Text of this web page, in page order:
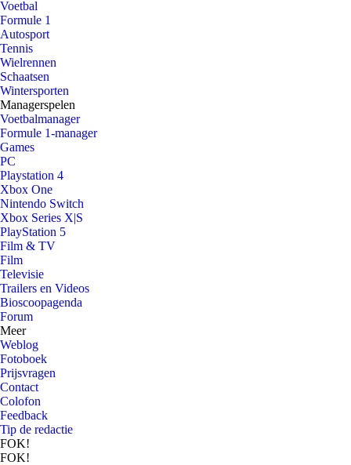
Voetbal
Formule 1
Autosport
Tennis
Wielrennen
Schaatsen
Wintersporten
Managerspelen
Voetbalmanager
Formule 1-manager
Games
PC
Playstation 4
Xbox One
Nintendo Switch
Xbox Series X|S
PlayStation 5
Film & TV
Film
Televisie
Trailers en Videos
Bioscoopagenda
Forum
Meer
Weblog
Fotoboek
Prijsvragen
Contact
Colofon
Feedback
Tip de redactie
FOK!
FOK!